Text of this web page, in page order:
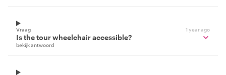
Vraag 1 year ago
Is the tour wheelchair accessible?
bekijk antwoord